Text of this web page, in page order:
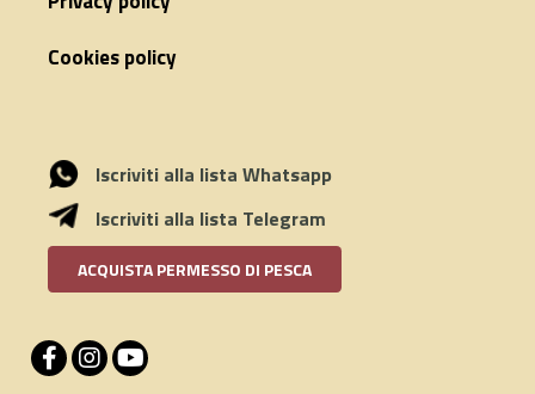
Cookies policy
Iscriviti alla lista Whatsapp
Iscriviti alla lista Telegram
ACQUISTA PERMESSO DI PESCA